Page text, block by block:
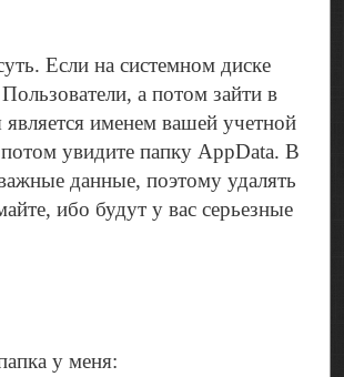
Если на системном диске
а потом зайти в
является именем вашей учетной
увидите папку AppData. В
данные, поэтому удалять
ибо будут у вас серьезные
у меня: